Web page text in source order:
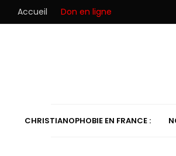
Accueil Don en ligne
CHRISTIANOPHOBIE EN FRANCE :